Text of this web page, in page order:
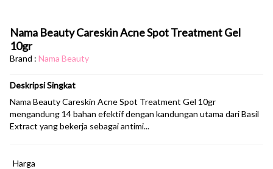
Nama Beauty Careskin Acne Spot Treatment Gel
10gr
Brand : Nama Beauty
Deskripsi Singkat
Nama Beauty Careskin Acne Spot Treatment Gel 10gr
mengandung 14 bahan efektif dengan kandungan utama dari Basil
Extract yang bekerja sebagai antimi...
Harga